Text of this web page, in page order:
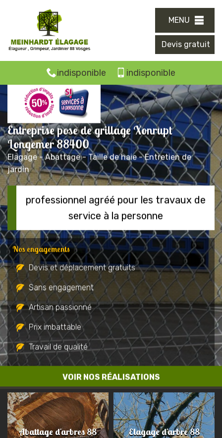
MENU
Devis gratuit
indisponible indisponible
Entreprise pose de grillage Xonrupt
Longemer 88400
Elagage - Abattage - Taille de haie - Entretien de
jardin
VOIR NOS RÉALISATIONS
professionnel agréé pour les travaux de
service à la personne
Nos engagements
Devis et déplacement gratuits
Sans engagement
Artisan passionné
Prix imbattable
Travail de qualité
Abattage d'arbres 88 Elagage d'arbre 88